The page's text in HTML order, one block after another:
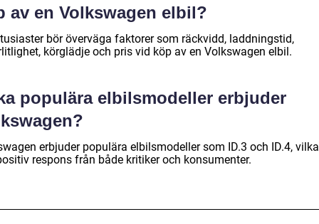
av en Volkswagen elbil?
bör överväga faktorer som räckvidd, laddningstid,
körglädje och pris vid köp av en Volkswagen elbil.
populära elbilsmodeller erbjuder
erbjuder populära elbilsmodeller som ID.3 och ID.4,
respons från både kritiker och konsumenter.